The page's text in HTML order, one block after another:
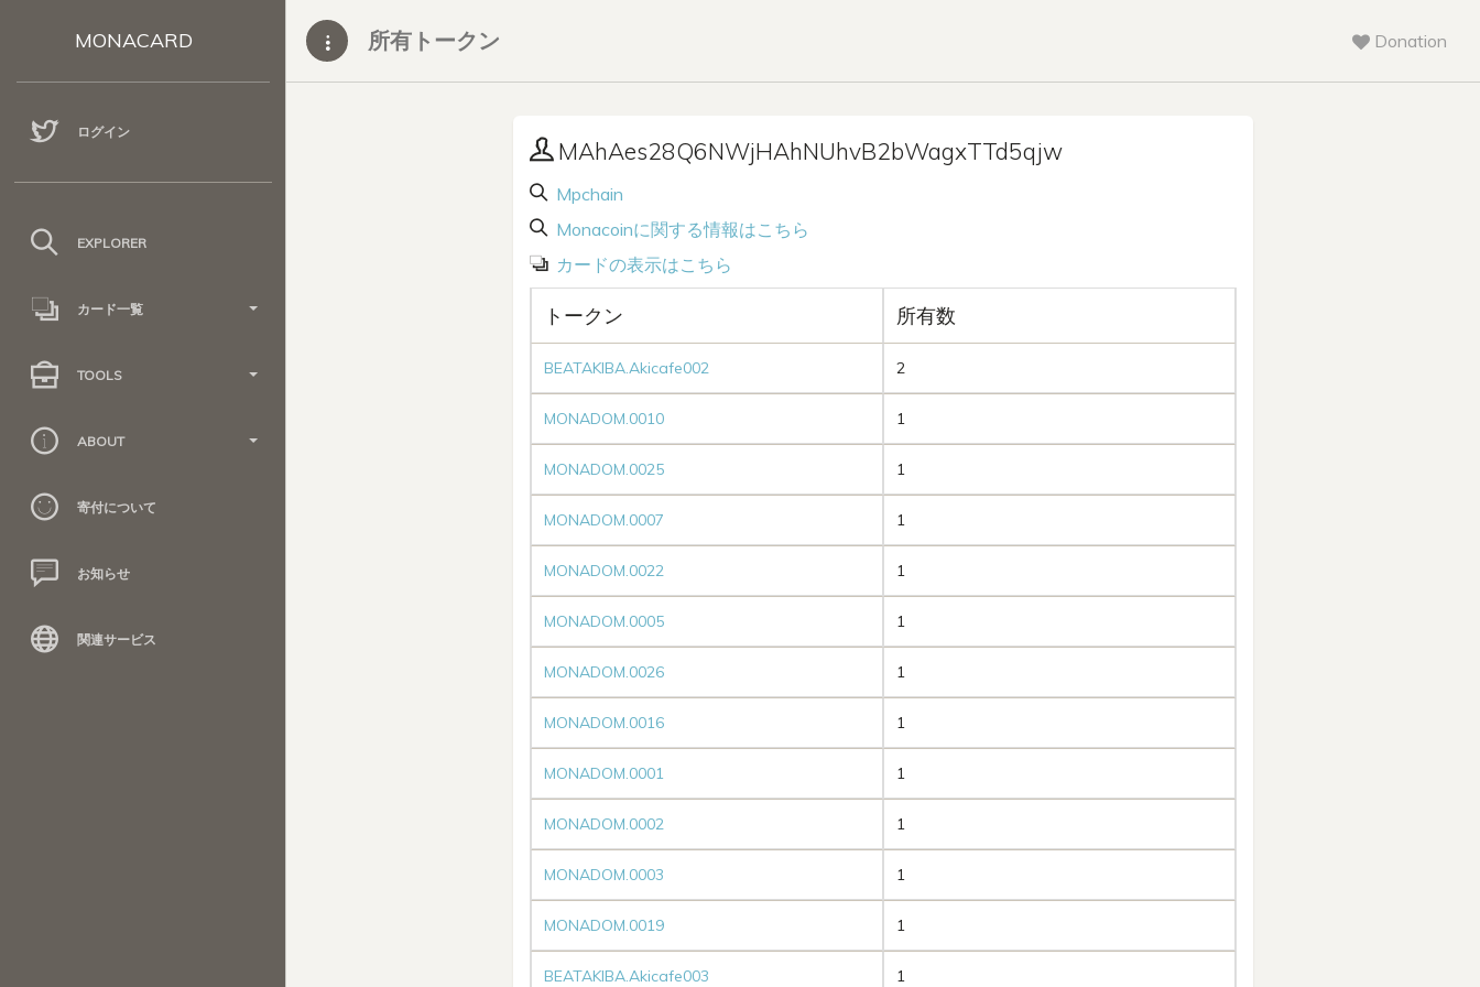
MONACARD
ログイン
EXPLORER
カード一覧
TOOLS
ABOUT
寄付について
お知らせ
関連サービス
所有トークン Donation
MAhAes28Q6NWjHAhNUhvB2bWagxTTd5qjw
Mpchain
Monacoinに関する情報はこちら
カードの表示はこちら
トークン 所有数
BEATAKIBA.Akicafe002 2
MONADOM.0010 1
MONADOM.0025 1
MONADOM.0007 1
MONADOM.0022 1
MONADOM.0005 1
MONADOM.0026 1
MONADOM.0016 1
MONADOM.0001 1
MONADOM.0002 1
MONADOM.0003 1
MONADOM.0019 1
BEATAKIBA.Akicafe003 1